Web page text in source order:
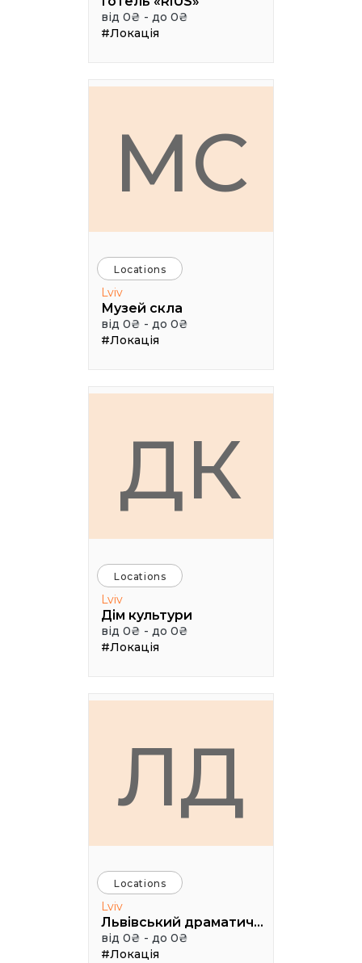
від 0₴ - до 0₴
#Локація
МС
Locations
Lviv
Музей скла
від 0₴ - до 0₴
#Локація
ДК
Locations
Lviv
Дім культури
від 0₴ - до 0₴
#Локація
ЛД
Locations
Lviv
Львівський драматичний театр ім. Лесі Українки
від 0₴ - до 0₴
#Локація